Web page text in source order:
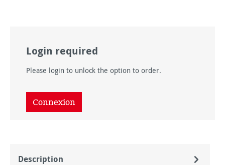
Login required
Please login to unlock the option to order.
Connexion
Description